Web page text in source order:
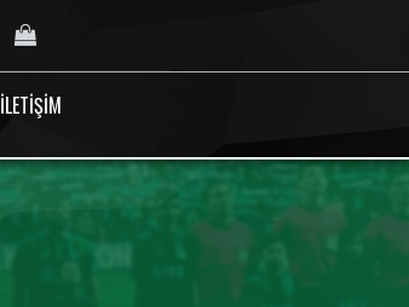
İLETIŞIM